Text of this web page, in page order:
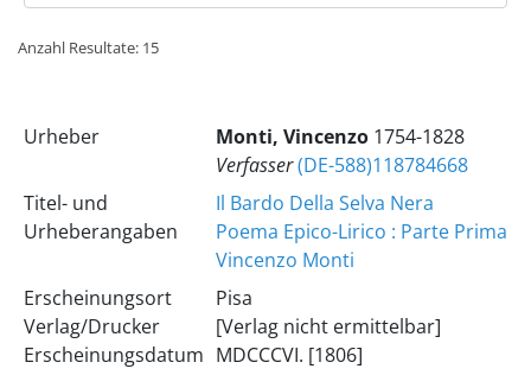
Anzahl Resultate: 15
Urheber Monti, Vincenzo 1754-1828
Verfasser(DE-588)118784668
Titel- und
Urheberangaben
Il Bardo Della Selva Nera
Poema Epico-Lirico : Parte Prima
Vincenzo Monti
Erscheinungsort
Verlag/Drucker
Erscheinungsdatum
Pisa
[Verlag nicht ermittelbar]
MDCCCVI. [1806]